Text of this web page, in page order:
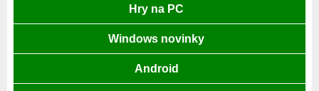
Hry na PC
Windows novinky
Android